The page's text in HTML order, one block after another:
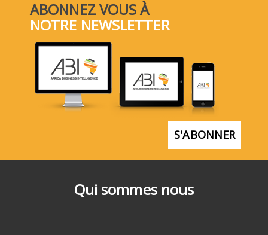
Qui sommes nous
ABONNEZ VOUS À
NOTRE NEWSLETTER
S'ABONNER